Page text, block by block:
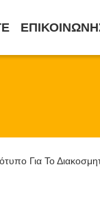
Για Το